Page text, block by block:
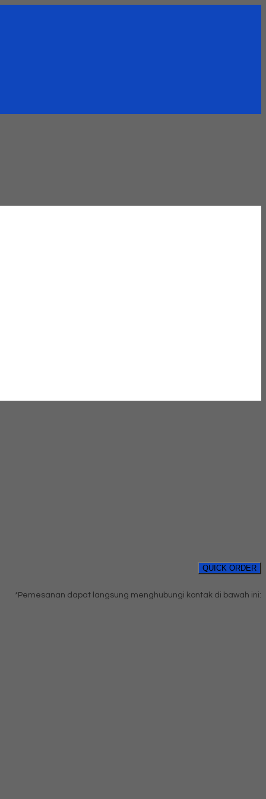
QUICK ORDER
*Pemesanan dapat langsung menghubungi kontak di bawah ini: